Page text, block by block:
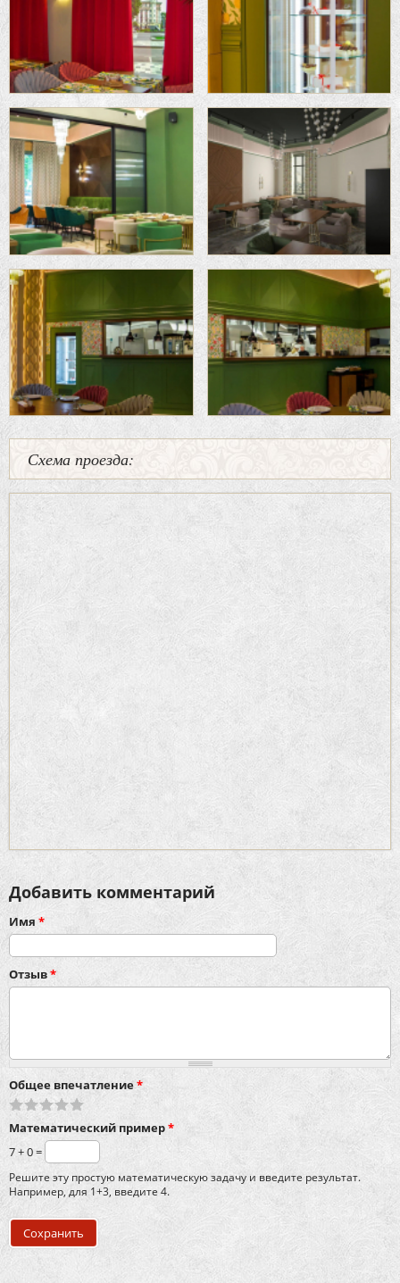
Схема проезда:
Добавить комментарий
Имя *
Отзыв*
Общее впечатление*
Математический пример*
7 + 0 =
Решите эту простую математическую задачу и введите результат.
Например, для 1+3, введите 4.